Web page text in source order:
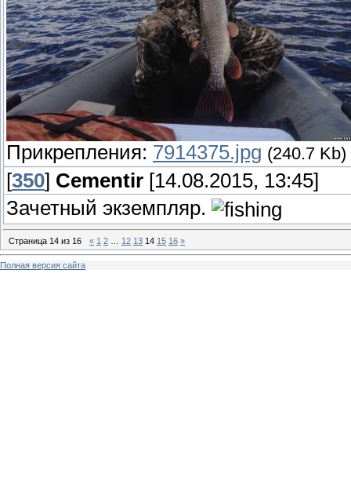
Прикрепления: 7914375.jpg (240.7 Kb)
[350] Cementir [14.08.2015, 13:45]
Зачетный экземпляр.
Страница 14 из 16 « 1 2 12 13 14 15 16 »
Полная версия сайта